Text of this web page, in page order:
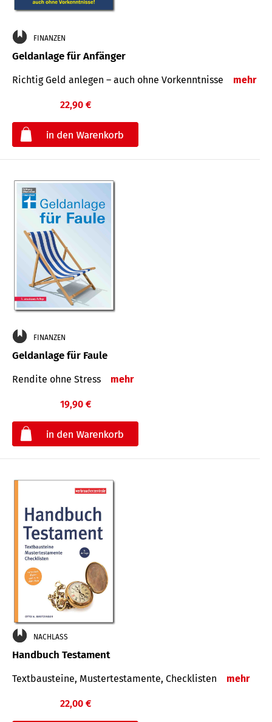
FINANZEN
Geldanlage für Anfänger
Richtig Geld anlegen – auch ohne Vorkenntnisse mehr
22,90 €
FINANZEN
Geldanlage für Faule
Rendite ohne Stress mehr
19,90 €
NACHLASS
Handbuch Testament
Textbausteine, Mustertestamente, Checklisten mehr
22,00 €